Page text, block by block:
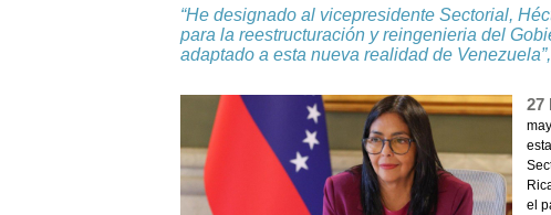
“He designado al vicepresidente Sectorial,
para la reestructuración y reingenieria del
adaptado a esta nueva realidad de
27
el